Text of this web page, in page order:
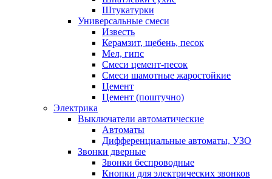
Штукатурки
Универсальные смеси
Известь
Керамзит, щебень, песок
Мел, гипс
Смеси цемент-песок
Смеси шамотные жаростойкие
Цемент
Цемент (поштучно)
Электрика
Выключатели автоматические
Автоматы
Дифференциальные автоматы, УЗО
Звонки дверные
Звонки беспроводные
Кнопки для электрических звонков